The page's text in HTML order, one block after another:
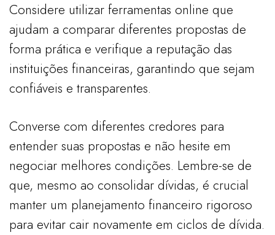
Considere utilizar ferramentas online que
ajudam a comparar diferentes propostas de
forma prática e verifique a reputação das
instituições financeiras, garantindo que sejam
confiáveis e transparentes.
Converse com diferentes credores para
entender suas propostas e não hesite em
negociar melhores condições. Lembre-se de
que, mesmo ao consolidar dívidas, é crucial
manter um planejamento financeiro rigoroso
para evitar cair novamente em ciclos de dívida.